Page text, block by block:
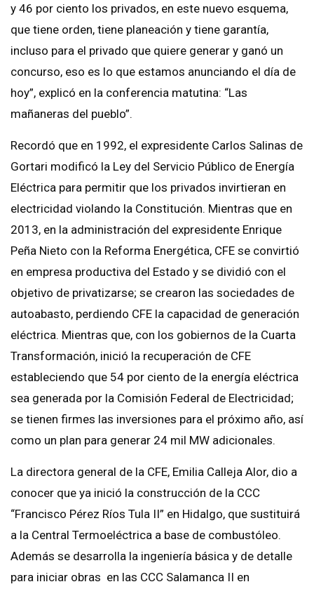
y 46 por ciento los privados, en este nuevo esquema,
que tiene orden, tiene planeación y tiene garantía,
incluso para el privado que quiere generar y ganó un
concurso, eso es lo que estamos anunciando el día de
hoy”, explicó en la conferencia matutina: “Las
mañaneras del pueblo”.
Recordó que en 1992, el expresidente Carlos Salinas de
Gortari modificó la Ley del Servicio Público de Energía
Eléctrica para permitir que los privados invirtieran en
electricidad violando la Constitución. Mientras que en
2013, en la administración del expresidente Enrique
Peña Nieto con la Reforma Energética, CFE se convirtió
en empresa productiva del Estado y se dividió con el
objetivo de privatizarse; se crearon las sociedades de
autoabasto, perdiendo CFE la capacidad de generación
eléctrica. Mientras que, con los gobiernos de la Cuarta
Transformación, inició la recuperación de CFE
estableciendo que 54 por ciento de la energía eléctrica
sea generada por la Comisión Federal de Electricidad;
se tienen firmes las inversiones para el próximo año, así
como un plan para generar 24 mil MW adicionales.
La directora general de la CFE, Emilia Calleja Alor, dio a
conocer que ya inició la construcción de la CCC
“Francisco Pérez Ríos Tula II” en Hidalgo, que sustituirá
a la Central Termoeléctrica a base de combustóleo.
Además se desarrolla la ingeniería básica y de detalle
para iniciar obras en las CCC Salamanca II en